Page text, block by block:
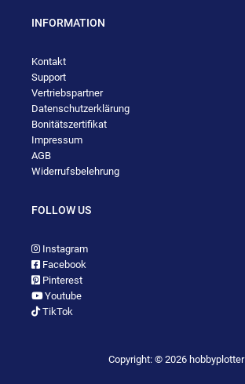
INFORMATION
Kontakt
Support
Vertriebspartner
Datenschutzerklärung
Bonitätszertifikat
Impressum
AGB
Widerrufsbelehrung
FOLLOW US
Instagram
Facebook
Pinterest
Youtube
TikTok
Copyright: © 2026 hobbyplotter